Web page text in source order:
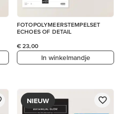
FOTOPOLYMEERSTEMPELSET
ECHOES OF DETAIL
€ 23,00
In winkelmandje
NIEUW